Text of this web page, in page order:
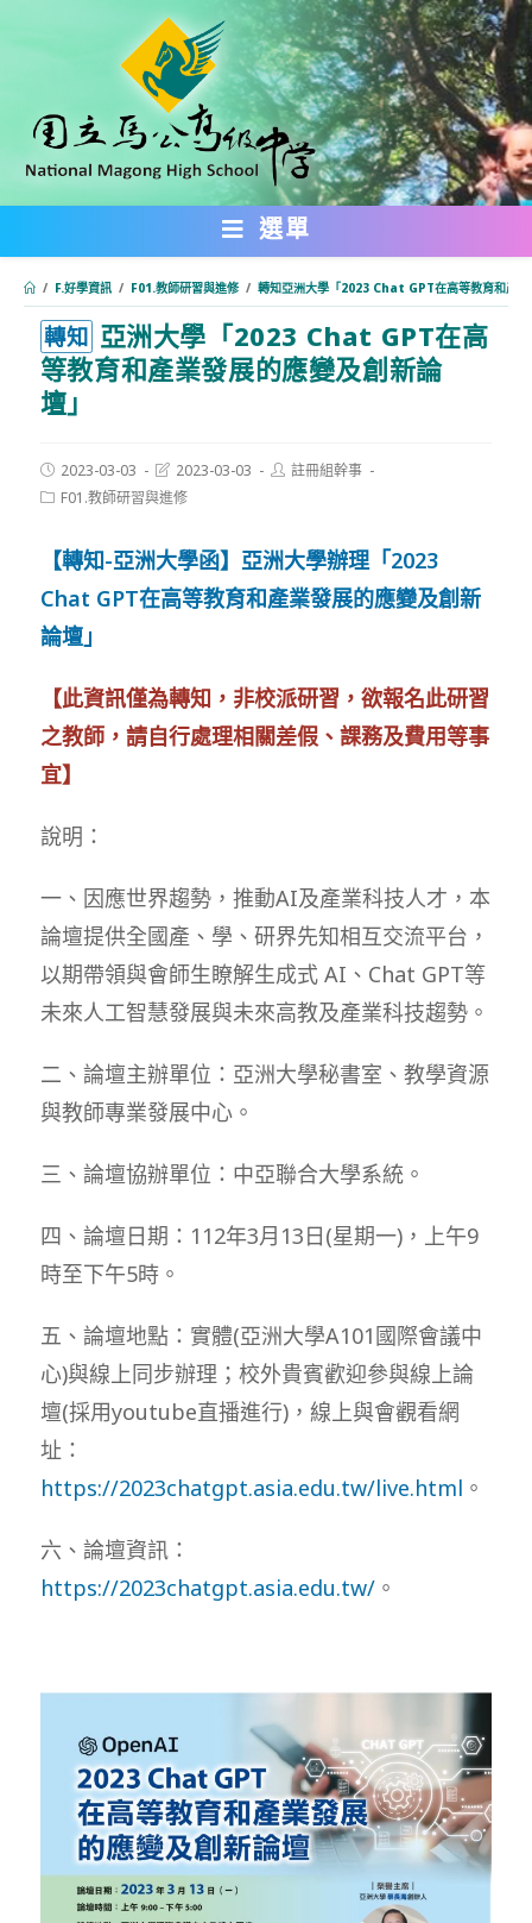
內
選單
/ F.好學資訊 / F01.教師研習與進修 / 轉知亞洲大學「2023 Chat GPT在高等教育和產業
轉知 亞洲大學「2023 Chat GPT在高
等教育和產業發展的應變及創新論
壇」
Post
published:
2023-03-03
Post
last
modified:
2023-03-03
Post註冊組幹事
PostF01.教師研習與進修
【轉知-亞洲大學函】亞洲大學辦理「2023
Chat GPT在高等教育和產業發展的應變及創新
論壇」
【此資訊僅為轉知，非校派研習，欲報名此研習
之教師，請自行處理相關差假、課務及費用等事
宜】
說明：
一、因應世界趨勢，推動AI及產業科技人才，本
論壇提供全國產、學、研界先知相互交流平台，
以期帶領與會師生瞭解生成式 AI、Chat GPT等
未來人工智慧發展與未來高教及產業科技趨勢。
二、論壇主辦單位：亞洲大學秘書室、教學資源
與教師專業發展中心。
三、論壇協辦單位：中亞聯合大學系統。
四、論壇日期：112年3月13日(星期一)，上午9
時至下午5時。
五、論壇地點：實體(亞洲大學A101國際會議中
心)與線上同步辦理；校外貴賓歡迎參與線上論
壇(採用youtube直播進行)，線上與會觀看網
址：
https://2023chatgpt.asia.edu.tw/live.html 。
六、論壇資訊：
https://2023chatgpt.asia.edu.tw/。